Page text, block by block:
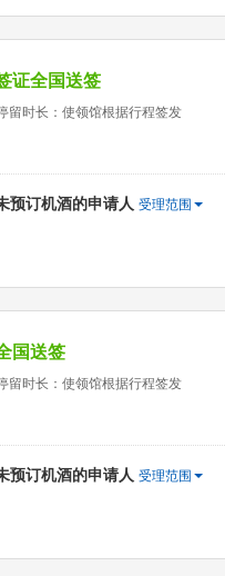
证全国送签
留时长：使领馆根据行程签发
预订机酒的申请人 受理范围
国送签
留时长：使领馆根据行程签发
预订机酒的申请人 受理范围